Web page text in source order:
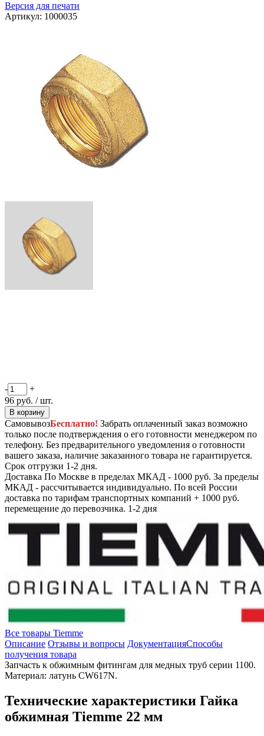
Версия для печати
Артикул: 1000035
-
+
96 руб. / шт.
В корзину
СамовывозБесплатно! Забрать оплаченный заказ возможно
только после подтверждения о его готовности менеджером по
телефону. Без предварительного уведомления о готовности
вашего заказа, наличие заказанного товара не гарантируется.
Срок отгрузки 1-2 дня.
Доставка По Москве в пределах МКАД - 1000 руб. За пределы
МКАД - рассчитывается индивидуально. По всей России
доставка по тарифам транспортных компаний + 1000 руб.
перемещение до перевозчика. 1-2 дня
Все товары Tiemme
Описание Отзывы и вопросы ДокументацияСпособы
получения товара
Запчасть к обжимным фитингам для медных труб серии 1100.
Материал: латунь CW617N.
Технические характеристики Гайка
обжимная Tiemme 22 мм